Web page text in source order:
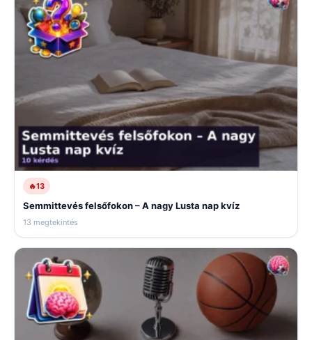
🔥13
Semmittevés felsőfokon – A nagy Lusta nap kvíz
13 megtekintés